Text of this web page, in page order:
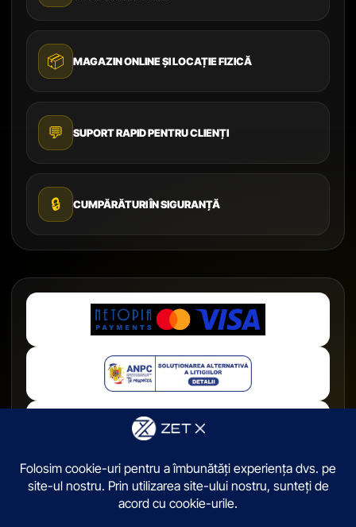
📦 MAGAZIN ONLINE ȘI LOCAȚIE FIZICĂ
💬 SUPORT RAPID PENTRU CLIENȚI
🔒 CUMPĂRĂTURI ÎN SIGURANȚĂ